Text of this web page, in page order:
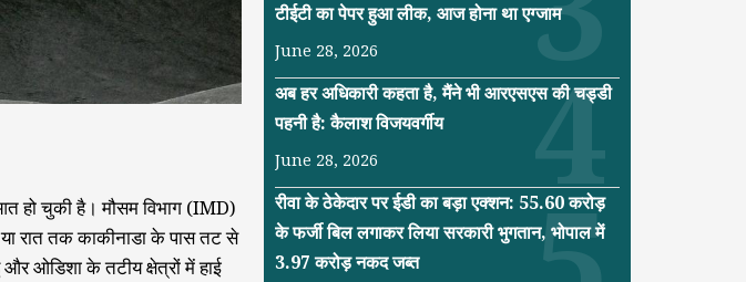
हो चुकी है। मौसम विभाग (IMD)
रात तक काकीनाडा के पास तट से
ओडिशा के तटीय क्षेत्रों में हाई
टीईटी का पेपर हुआ लीक, आज होना था एग्जाम
June 28, 2026
अब हर अधिकारी कहता है, मैंने भी आरएसएस की चड्डी
पहनी है: कैलाश विजयवर्गीय
June 28, 2026
रीवा के ठेकेदार पर ईडी का बड़ा एक्शन: 55.60 करोड़
के फर्जी बिल लगाकर लिया सरकारी भुगतान, भोपाल में
3.97 करोड़ नकद जब्त